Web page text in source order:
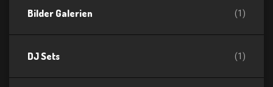
Bilder Galerien (1)
DJ Sets (1)